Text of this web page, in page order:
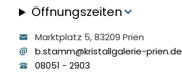
Öffnungszeiten
Marktplatz 5, 83209 Prien
b.stamm@kristallgalerie-prien.de
08051 - 2903